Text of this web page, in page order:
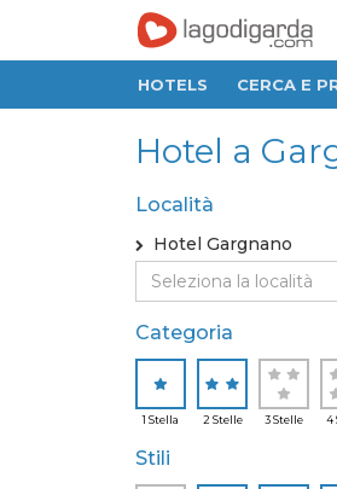
HOTELS CERCA E
Hotel a
Località
Hotel Gargnano
Categoria
1 Stella 2 Stelle 3 Stelle 4
Stili